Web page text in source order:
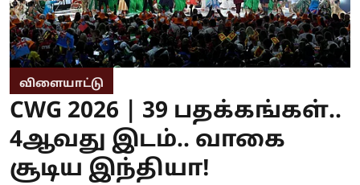
விளையாட்டு
CWG 2026 | 39 பதக்கங்கள்..
4ஆவது இடம்.. வாகை
சூடிய இந்தியா!